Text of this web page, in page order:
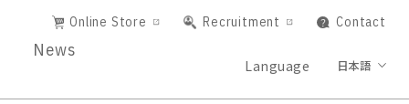
News
Online Store Recruitment Contact
Language 日本語